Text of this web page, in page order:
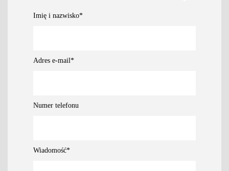
Imię i nazwisko*
Adres e-mail*
Numer telefonu
Wiadomość*